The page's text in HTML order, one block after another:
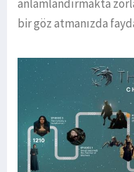
anlamlandırmakta
bir göz atmanızda